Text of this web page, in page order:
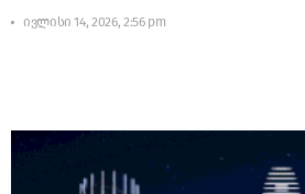
ივლისი 14, 2026, 2:56 pm